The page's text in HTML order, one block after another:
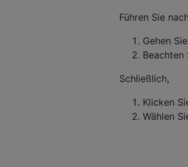
Führen Sie
Gehen
Beachten
Schließlich,
Klicken
Wählen